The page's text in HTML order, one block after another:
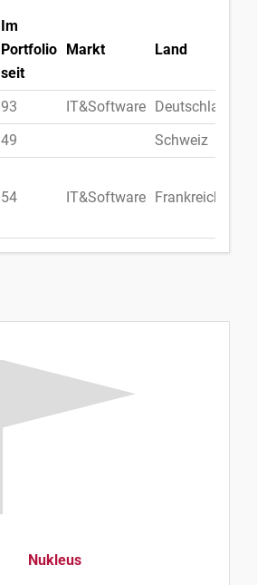
Im
Portfolio
seit
Markt Land
93 IT&Software Deutschland
49
Schweiz
54 IT&Software Frankreich
Nukleus